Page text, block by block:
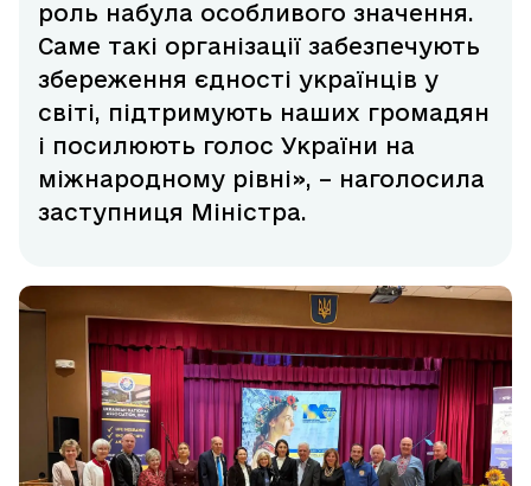
роль набула особливого значення.
Саме такі організації забезпечують
збереження єдності українців у
світі, підтримують наших громадян
і посилюють голос України на
міжнародному рівні», – наголосила
заступниця Міністра.